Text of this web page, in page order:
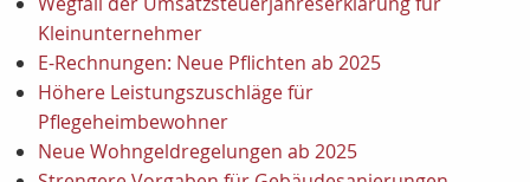
Kleinunternehmer
E-Rechnungen: Neue Pflichten ab 2025
Höhere Leistungszuschläge für
Pflegeheimbewohner
Neue Wohngeldregelungen ab 2025